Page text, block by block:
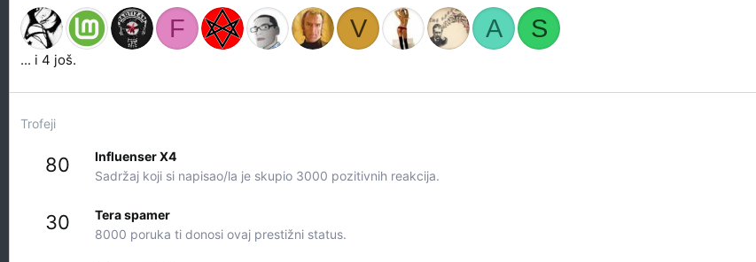
F V A S
... i 4 još.
Trofeji
80
Influenser X4
Sadržaj koji si napisao/la je skupio 3000 pozitivnih reakcija.
30
Tera spamer
8000 poruka ti donosi ovaj prestižni status.